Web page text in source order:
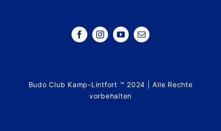
Budo Club Kamp-Lintfort ™ 2024 | Alle Rechte
vorbehalten